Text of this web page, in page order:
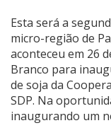
Esta será a
micro-região de
aconteceu em 26
Branco para
de soja da
SDP. Na
inaugurando um